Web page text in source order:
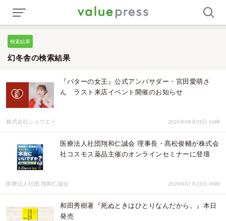
検索結果
幻冬舎の検索結果
『バターの女王』公式アンバサダー・宮田愛萌さ
ん ラスト来店イベント開催のお知らせ
株式会社ショウエイ 2026年08月05日 04時
医療法人社団翔和仁誠会 理事長・髙松俊輔が株式会
社コスモス薬品主催のオンラインセミナーに登壇
医療法人社団 翔和仁誠会 2026年07月23日 06時
和田秀樹著『死ぬときはひとりなんだから。』本日
発売